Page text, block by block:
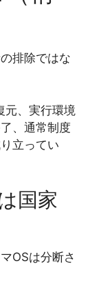
排除ではな
元、実行環境
、通常制度
立ってい
国家
OSは分断さ